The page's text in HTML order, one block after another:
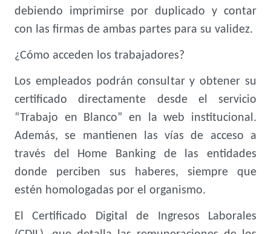
debiendo imprimirse por duplicado y contar
con las firmas de ambas partes para su validez.
¿Cómo acceden los trabajadores?
Los empleados podrán consultar y obtener su
certificado directamente desde el servicio
“Trabajo en Blanco” en la web institucional.
Además, se mantienen las vías de acceso a
través del Home Banking de las entidades
donde perciben sus haberes, siempre que
estén homologadas por el organismo.
El Certificado Digital de Ingresos Laborales